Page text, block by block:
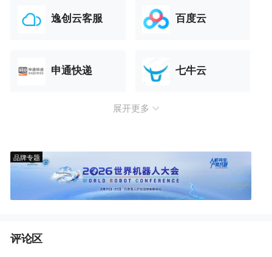
逸创云客服 百度云
申通快递 七牛云
展开更多
品牌专题
评论区